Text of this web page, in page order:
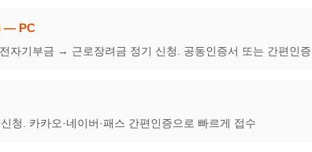
— PC
자기부금 → 근로장려금 정기 신청. 공동인증서 또는 간편인
청. 카카오·네이버·패스 간편인증으로 빠르게 접수